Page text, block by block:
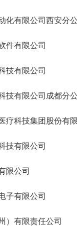
化有限公司西安分
件有限公司
技有限公司
技有限公司成都分
疗科技集团股份有
技有限公司
限公司
子有限公司
）有限责任公司